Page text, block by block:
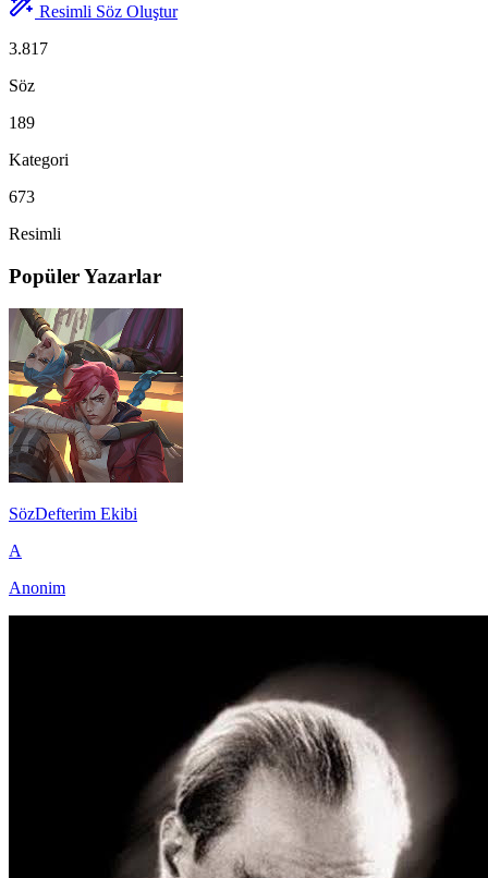
Resimli Söz Oluştur
3.817
Söz
189
Kategori
673
Resimli
Popüler Yazarlar
SözDefterim Ekibi
A
Anonim